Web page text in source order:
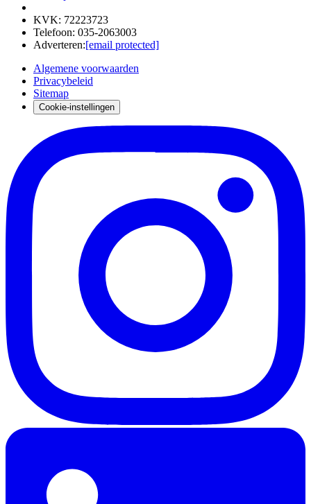
KVK: 72223723
Telefoon: 035-2063003
Adverteren:[email protected]
Algemene voorwaarden
Privacybeleid
Sitemap
Cookie-instellingen